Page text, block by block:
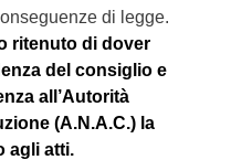
di legge.
ritenuto di dover
del consiglio e
all’Autorità
(A.N.A.C.) la
agli atti.